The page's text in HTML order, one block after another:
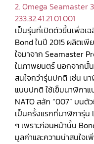
2. Omega Seamaster
233.32.41.21.01.001
เป็นรุ่นที่เปิดตัวขึ้นเพื่อเ
Bond ในปี 2015 ผลิตเพี
ใจมาจาก Seamaster
ในภาพยนตร์ นอกจาก
สนใจกว่ารุ่นปกติ เช่น น
แบบปกติ ใช้เข็มนาฬิกา
NATO สลัก “007” บน
เป็นครั้งแรกที่นาฬิการุ่น
ๆ เพราะก่อนหน้านั้น
มูลค่าและความน่าสนใจเ